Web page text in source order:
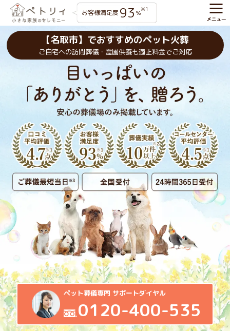
お客様満足度 93 %※1
【名取市】でおすすめのペット火葬
ご自宅への訪問葬儀・霊園供養も適正料金でご対応
ペット葬儀専門 サポートダイヤル
0120-400-535